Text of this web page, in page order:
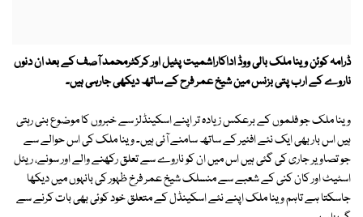
ڈرامہ کوئن وینا ملک بالی ووڈ اداکاراشمیت پٹیل اور کرکٹرمحمد آصف کے بعد ان دنوں
ناروے کے ارب پتی بزنس مین شیخ عمر فرح کے ساتھ دیکھی جارہی ہیں۔
وینا ملک جو فلموں کے برعکس زیادہ تر اپنے اسکینڈلز سے خبروں کا موضوع بنی رہتی
ہیں اس بار بھی ایک نئے افئیر کے ساتھ سامنے آئی ہیں۔ وینا ملک کی اس حوالے سے
جو تصاویر جاری کی گئی ہیں اس میں ان کو ناروے سے تعلق رکھنے والے اور سونے، ریئل
اسٹیٹ اور کان کنی کے شعبے سے منسلک شیخ عمر فرخ ظہور کی بانہوں میں دیکھا
جاسکتا ہے تاہم وینا ملک اپنے نئے اسکینڈل کے متعلق خود کوئی بھی بات کرنے سے